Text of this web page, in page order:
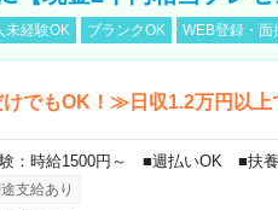
未経験OK ブランクOK WEB登録・面
でもOK！≫日収1.2万円以上
：時給1500円～ ■週払いOK ■扶
支給あり